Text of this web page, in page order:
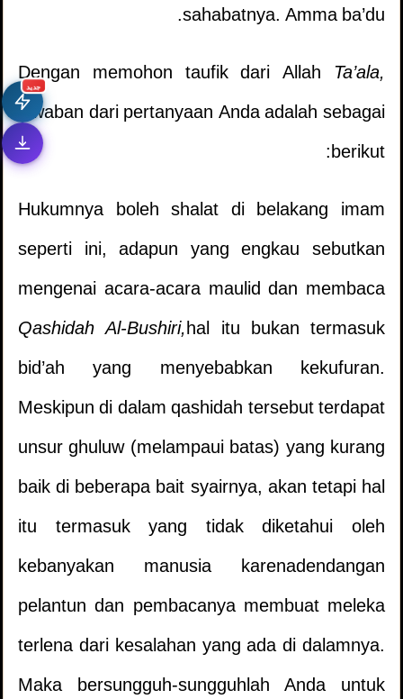
جديد
sahabatnya. Amma ba’du.
Dengan memohon taufik dari Allah Ta’ala,
jawaban dari pertanyaan Anda adalah sebagai
berikut:
Hukumnya boleh shalat di belakang imam
seperti ini, adapun yang engkau sebutkan
mengenai acara-acara maulid dan membaca
Qashidah Al-Bushiri,hal itu bukan termasuk
bid’ah yang menyebabkan kekufuran.
Meskipun di dalam qashidah tersebut terdapat
unsur ghuluw (melampaui batas) yang kurang
baik di beberapa bait syairnya, akan tetapi hal
itu termasuk yang tidak diketahui oleh
kebanyakan manusia karenadendangan
pelantun dan pembacanya membuat meleka
terlena dari kesalahan yang ada di dalamnya.
Maka bersungguh-sungguhlah Anda untuk
1.
Meletakkan Kaki di Atas Kaset Agama